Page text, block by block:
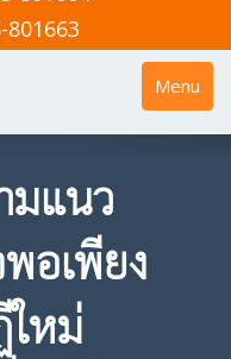
801663
Toggle
Menu
มแนว
อเพียง
หม่